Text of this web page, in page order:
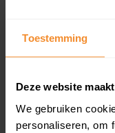
Toestemming
Deze website
We gebruiken
personaliseren, om
T/m 1945